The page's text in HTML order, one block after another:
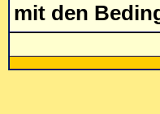
mit den